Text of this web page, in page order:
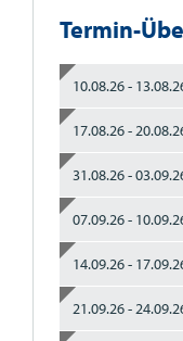
Termin-
10.08.26 -
17.08.26 -
31.08.26 -
07.09.26 -
14.09.26 -
21.09.26 -